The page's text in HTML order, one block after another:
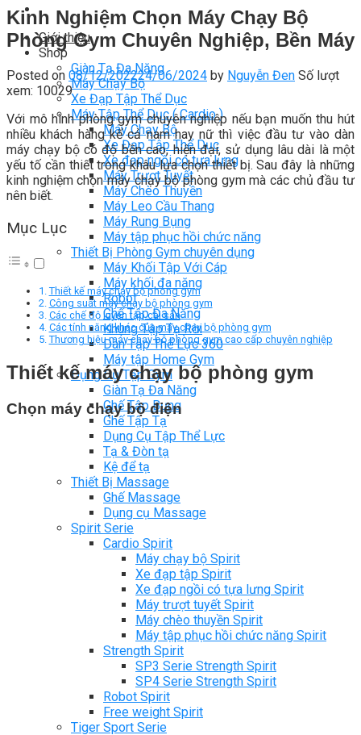
Giới thiệu
Shop
Giàn Tạ Đa Năng
Máy Chạy Bộ
Xe Đạp Tập Thể Dục
Máy Tập Thể Dục ( Cardio )
Máy Chạy Bộ
Xe Đạp Tập Thể Dục
Xe đạp ngồi có tựa lưng
Máy Trượt Tuyết
Máy Chèo Thuyền
Máy Leo Cầu Thang
Máy Rung Bụng
Máy tập phục hồi chức năng
Thiết Bị Phòng Gym chuyên dụng
Máy Khối Tập Với Cáp
Máy khối đa năng
Robot
Ghế Tập Đa Năng
Khung Tập Tạ Rời
Dàn Tập Thể Lực 360
Máy tập Home Gym
Dụng Cụ Tập Gym
Giàn Tạ Đa Năng
Ghế Tập Bụng
Ghế Tập Tạ
Dụng Cụ Tập Thể Lực
Tạ & Đòn tạ
Kệ để tạ
Thiết Bị Massage
Ghế Massage
Dụng cụ Massage
Spirit Serie
Cardio Spirit
Máy chạy bộ Spirit
Xe đạp tập Spirit
Xe đạp ngồi có tựa lưng Spirit
Máy trượt tuyết Spirit
Máy chèo thuyền Spirit
Máy tập phục hồi chức năng Spirit
Strength Spirit
SP3 Serie Strength Spirit
SP4 Serie Strength Spirit
Robot Spirit
Free weight Spirit
Tiger Sport Serie
Kinh Nghiệm Chọn Máy Chạy Bộ
Phòng Gym Chuyên Nghiệp, Bền Máy
Posted on 08/12/202224/06/2024 by Nguyễn Đen Số lượt
xem: 10029
Với mô hình phòng gym chuyên nghiệp nếu bạn muốn thu hút
nhiều khách hàng kể cả nam hay nữ thì việc đầu tư vào dàn
máy chạy bộ có độ bền cao, hiện đại, sử dụng lâu dài là một
yếu tố cần thiết trong khâu lựa chọn thiết bị. Sau đây là những
kinh nghiệm chọn máy chạy bộ phòng gym mà các chủ đầu tư
nên biết.
Mục Lục
Thiết kế máy chạy bộ phòng gym
Công suất máy chạy bộ phòng gym
Các chế độ luyện tập cài sẵn
Các tính năng khác của máy chạy bộ phòng gym
Thương hiệu máy chạy bộ phòng gym cao cấp chuyên nghiệp
Thiết kế máy chạy bộ phòng gym
Chọn máy chạy bộ điện